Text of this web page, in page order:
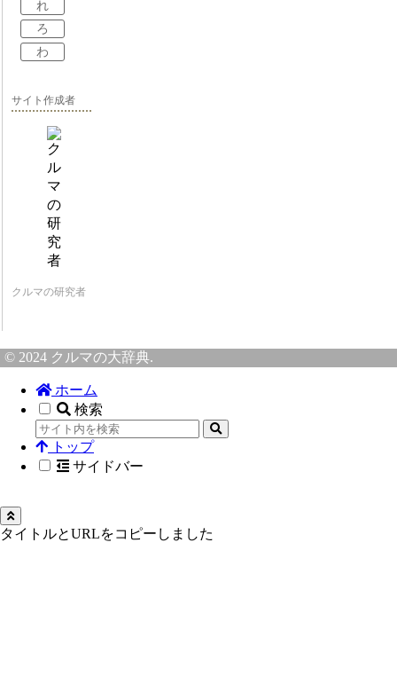
れ
ろ
わ
サイト作成者
クルマの研究者
© 2024 クルマの大辞典.
ホーム
検索
トップ
サイドバー
タイトルとURLをコピーしました